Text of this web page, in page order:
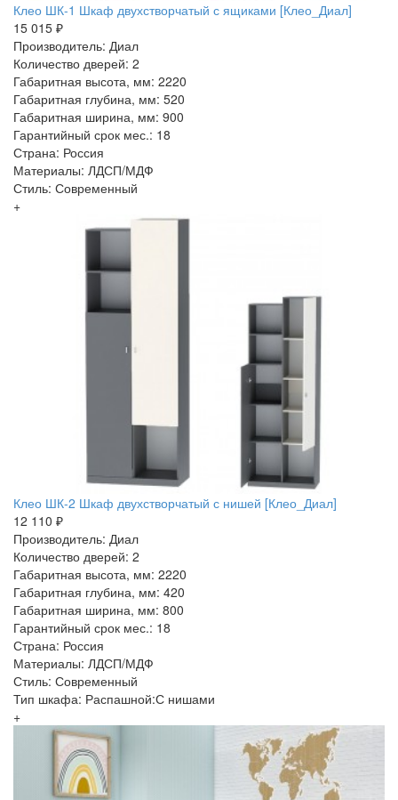
Клео ШК-1 Шкаф двухстворчатый с ящиками [Клео_Диал]
15 015 ₽
Производитель: Диал
Количество дверей: 2
Габаритная высота, мм: 2220
Габаритная глубина, мм: 520
Габаритная ширина, мм: 900
Гарантийный срок мес.: 18
Страна: Россия
Материалы: ЛДСП/МДФ
Стиль: Современный
+
Клео ШК-2 Шкаф двухстворчатый с нишей [Клео_Диал]
12 110 ₽
Производитель: Диал
Количество дверей: 2
Габаритная высота, мм: 2220
Габаритная глубина, мм: 420
Габаритная ширина, мм: 800
Гарантийный срок мес.: 18
Страна: Россия
Материалы: ЛДСП/МДФ
Стиль: Современный
Тип шкафа: Распашной:С нишами
+